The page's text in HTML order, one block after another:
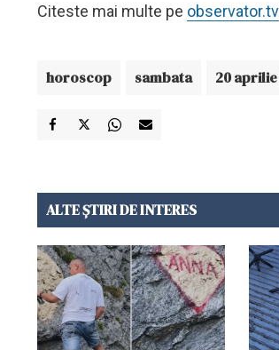
Citeste mai multe pe observator.tv
horoscop sambata 20 aprilie
ALTE ȘTIRI DE INTERES